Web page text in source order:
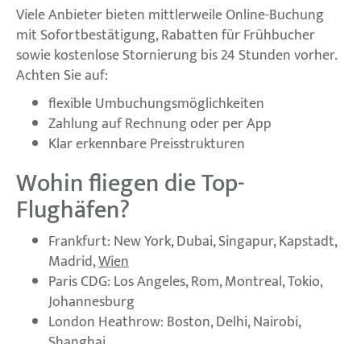
Viele Anbieter bieten mittlerweile Online-Buchung
mit Sofortbestätigung, Rabatten für Frühbucher
sowie kostenlose Stornierung bis 24 Stunden vorher.
Achten Sie auf:
flexible Umbuchungsmöglichkeiten
Zahlung auf Rechnung oder per App
Klar erkennbare Preisstrukturen
Wohin fliegen die Top-
Flughäfen?
Frankfurt: New York, Dubai, Singapur, Kapstadt,
Madrid,Wien
Paris CDG: Los Angeles, Rom, Montreal, Tokio,
Johannesburg
London Heathrow: Boston, Delhi, Nairobi,